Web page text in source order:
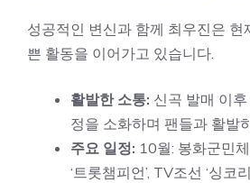
성공적인 변신과 함께 최우진은 현
쁜 활동을 이어가고 있습니다.
활발한 소통: 신곡 발매 이
정을 소화하며 팬들과 활발
주요 일정: 10월: 봉화군민
‘트롯챔피언’, TV조선 ‘싱코